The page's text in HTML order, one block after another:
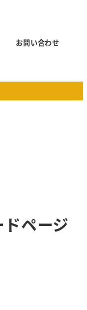
お問い合わせ
ページ